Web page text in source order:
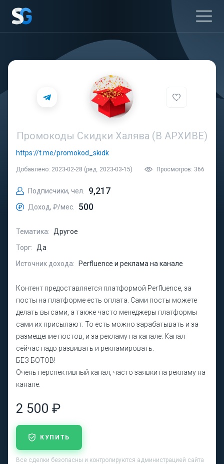
Промокоды Скидки Халява (В АРХИВЕ)
https://t.me/promokod_skidk
Добавлено: 2023-02-28 (ред. 2023-03-15) Просмотров: 366
Подписчики, чел. 9,217
Доход, ₽/мес. 500
Тематика:
Другое
Торг:
Да
Источник дохода:
Perfluence и реклама на канале
Контент предоставляется платформой Perfluence, за
посты на платформе есть оплата. Сами посты можете
делать вы сами, а также часто менеджеры платформы
сами их присылают. То есть можно зарабатывать и за
размещение постов, и за рекламу на канале. Канал
сейчас надо развивать и рекламировать.
БЕЗ БОТОВ!
Очень перспективный канал, часто заявки на рекламу на
канале.
2 500 ₽
КУПИТЬ
Все сделки безопасны и контролируются администрацией сайта